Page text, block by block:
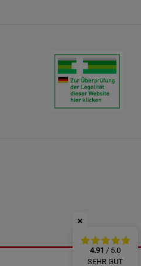
×
4.91 / 5.0
SEHR GUT